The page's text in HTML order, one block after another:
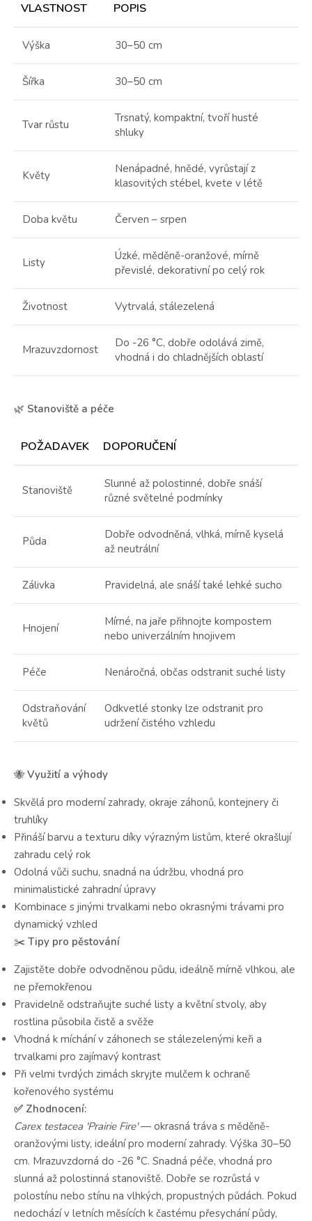
VLASTNOST POPIS
Výška 30–50 cm
Šířka 30–50 cm
Tvar růstu
Trsnatý, kompaktní, tvoří husté
shluky
Květy
Nenápadné, hnědé, vyrůstají z
klasovitých stébel, kvete v létě
Doba květu Červen – srpen
Listy
Úzké, měděně-oranžové, mírně
převislé, dekorativní po celý rok
Životnost Vytrvalá, stálezelená
Mrazuvzdornost
Do -26 °C, dobře odolává zimě,
vhodná i do chladnějších oblastí
🌿 Stanoviště a péče
POŽADAVEK DOPORUČENÍ
Stanoviště
Slunné až polostinné, dobře snáší
různé světelné podmínky
Půda
Dobře odvodněná, vlhká, mírně kyselá
až neutrální
Zálivka Pravidelná, ale snáší také lehké sucho
Hnojení
Mírné, na jaře přihnojte kompostem
nebo univerzálním hnojivem
Péče Nenáročná, občas odstranit suché listy
Odstraňování
květů
Odkvetlé stonky lze odstranit pro
udržení čistého vzhledu
🐝 Využití a výhody
Skvělá pro moderní zahrady, okraje záhonů, kontejnery či
truhlíky
Přináší barvu a texturu díky výrazným listům, které okrašlují
zahradu celý rok
Odolná vůči suchu, snadná na údržbu, vhodná pro
minimalistické zahradní úpravy
Kombinace s jinými trvalkami nebo okrasnými trávami pro
dynamický vzhled
✂️ Tipy pro pěstování
Zajistěte dobře odvodněnou půdu, ideálně mírně vlhkou, ale
ne přemokřenou
Pravidelně odstraňujte suché listy a květní stvoly, aby
rostlina působila čistě a svěže
Vhodná k míchání v záhonech se stálezelenými keři a
trvalkami pro zajímavý kontrast
Při velmi tvrdých zimách skryjte mulčem k ochraně
kořenového systému
✅ Zhodnocení:
Carex testacea 'Prairie Fire'— okrasná tráva s měděně-
oranžovými listy, ideální pro moderní zahrady. Výška 30–50
cm. Mrazuvzdorná do -26 °C. Snadná péče, vhodná pro
slunná až polostinná stanoviště. Dobře se rozrůstá v
polostínu nebo stínu na vlhkých, propustných půdách. Pokud
nedochází v letních měsících k častému přesychání půdy,